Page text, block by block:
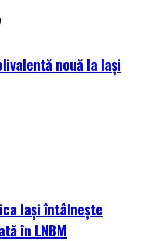
nouă la Iași
Iași întâlnește
în LNBM